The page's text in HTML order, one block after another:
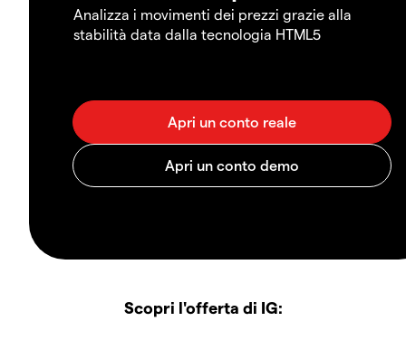
Analizza i movimenti dei prezzi grazie alla
stabilità data dalla tecnologia HTML5
Scopri l'offerta di IG: